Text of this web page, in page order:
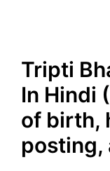
Tripti
In Hindi
of birth,
posting,